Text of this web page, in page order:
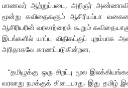
மாணவர் ஆற்றுப்படை, அறிஞர்
மூன்று கவிதைகளும் ஆசிரியப்பா
ஆசிரியரின் வரலாற்றைக் கூறும்
இடங்களில் யாப்பு விதிகட்குப்
அரிதாகவே காணப்படுகின்றன.
“தமிழுக்கு ஒரு சிறப்பு மூல
வரலாறு நமக்குக் கிடையாது. இது தமிழ்